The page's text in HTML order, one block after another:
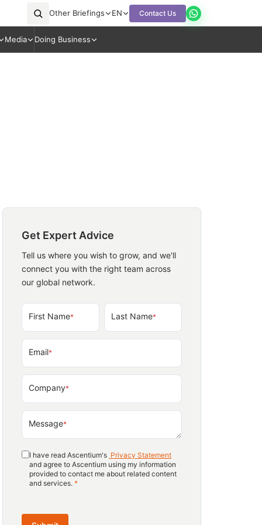
Other Briefings EN Contact Us
Media Doing Business
Get Expert Advice
Tell us where you wish to grow, and we'll
connect you with the right team across
our global network.
First Name* Last Name*
Email*
Company*
Message*
I have read Ascentium's Privacy Statement
and agree to Ascentium using my information
provided to contact me about related content
and services. *